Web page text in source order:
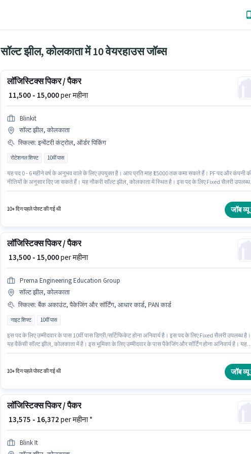
सॉल्ट झील, कोलकाता में 10 वेयरहाउस जॉब्स
लॉजिस्टिक्स पिकर / पैकर
₹ 11,500 - 15,000per महीना
Blinkit
सॉल्ट झील, कोलकाता
स्किल्स: इन्वेंटरी कंट्रोल, ऑर्डर पिकिंग
रोटेशनल शिफ्ट 10वीं पास
यह पद 0 - 6 महीने वर्ष के अनुभव वाले के लिए उपयुक्त है। आप प्रति माह ₹15000 तक कमा सकते हैं। PF पद और कंपनी
नीतियों के अनुसार दिए जा सकते हैं। यह नौकरी सॉल्ट झील, कोलकाता में स्थित है। इस पद के लिए Fixed सैलरी उपलब्ध
10+ दिन पहले पोस्ट की गई थी जॉब
लॉजिस्टिक्स पिकर / पैकर
₹ 13,500 - 15,000per महीना
Prerna Engineering Education Group
सॉल्ट झील, कोलकाता
स्किल्स: बैंक अकाउंट, पैकेजिंग और सॉर्टिंग, आधार कार्ड, PAN कार्ड
नाइट शिफ्ट 10वीं पास
इस पद के लिए उम्मीदवार के पास 10वीं पास डिग्री/सर्टिफिकेट होना अनिवार्य है। इस पद के लिए Fixed सैलरी उपलब्ध है।
यह वैकेंसी सॉल्ट झील, कोलकाता में है। इस भूमिका के लिए उम्मीदवार के पास पैकेजिंग और सॉर्टिंग होना अनिवार्य है। यह
10+ दिन पहले पोस्ट की गई थी जॉब
लॉजिस्टिक्स पिकर / पैकर
₹ 13,575 - 16,372per महीना *
Blink It